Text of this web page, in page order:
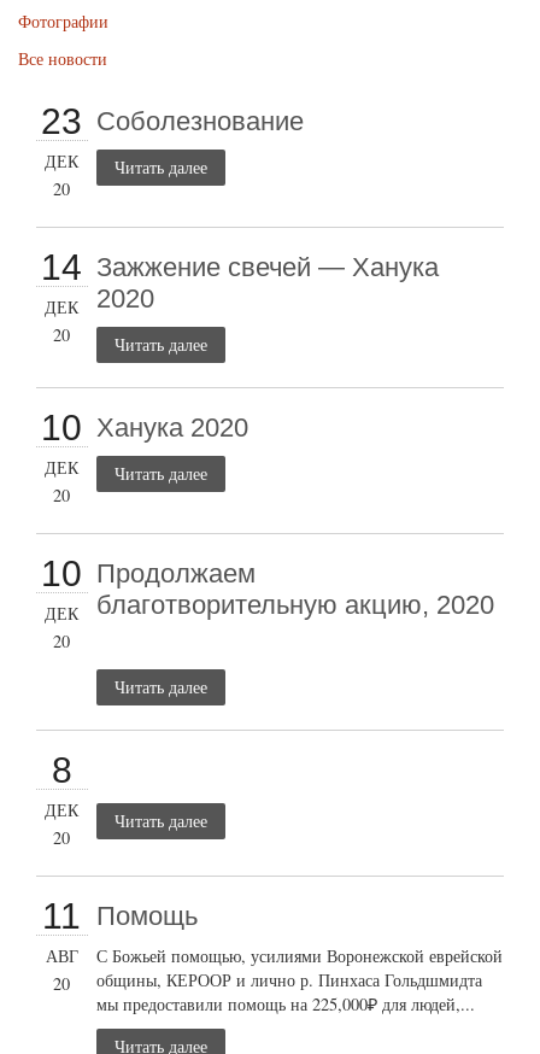
Фотографии
Все новости
23
ДЕК
20
Соболезнование
Читать далее
14
ДЕК
20
Зажжение свечей — Ханука
2020
Читать далее
10
ДЕК
20
Ханука 2020
Читать далее
10
ДЕК
20
Продолжаем
благотворительную акцию, 2020
Читать далее
8
ДЕК
20
Читать далее
11
АВГ
20
Помощь
С Божьей помощью, усилиями Воронежской еврейской
общины, КЕРООР и лично р. Пинхаса Гольдшмидта
мы предоставили помощь на 225,000₽ для людей,...
Читать далее